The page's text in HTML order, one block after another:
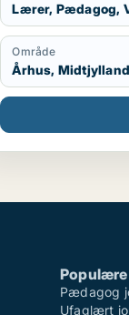
personale. Også
det godt med.
Lærer, Pædagog,
Område
Århus, Midtjylland
Pædagog
Ufaglært